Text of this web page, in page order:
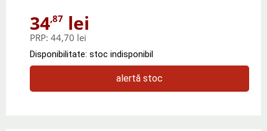
34,87 lei
PRP: 44,70 lei
Disponibilitate: stoc indisponibil
alertă stoc